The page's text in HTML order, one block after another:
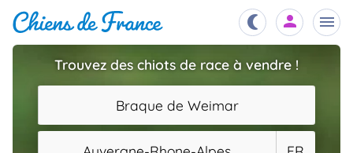
Chiots
Éleveurs
Trouvez des chiots de race à vendre !
Braque de Weimar